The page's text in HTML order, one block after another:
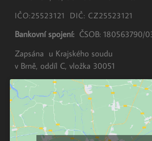
IČO:25523121 DIČ: CZ25523121
Bankovní spojení: ČSOB: 180563790/
Zapsána u Krajského soudu
v Brně, oddíl C, vložka 30051